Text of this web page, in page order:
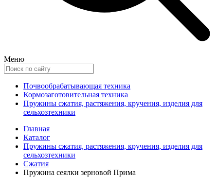
Меню
Почвообрабатывающая техника
Кормозаготовительная техника
Пружины сжатия, растяжения, кручения, изделия для
сельхозтехники
Главная
Каталог
Пружины сжатия, растяжения, кручения, изделия для
сельхозтехники
Сжатия
Пружина сеялки зерновой Прима